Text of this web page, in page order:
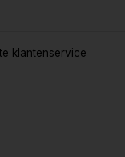
klantenservice